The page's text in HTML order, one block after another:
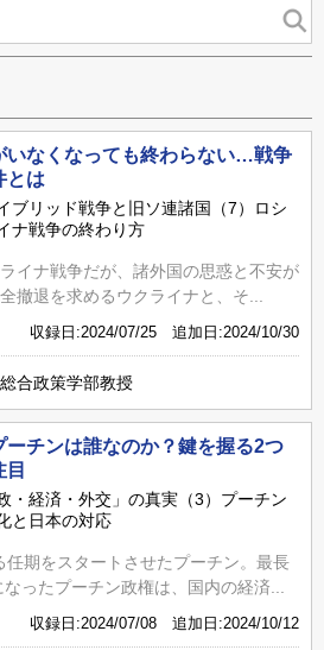
いなくなっても終わらない…戦争
とは
ブリッド戦争と旧ソ連諸国（7）ロシ
ナ戦争の終わり方
イナ戦争だが、諸外国の思惑と不安が
撤退を求めるウクライナと、そ...
収録日:2024/07/25 追加日:2024/10/30
合政策学部教授
ーチンは誰なのか？鍵を握る2つ
・経済・外交」の真実（3）プーチン
と日本の対応
期をスタートさせたプーチン。最長
ったプーチン政権は、国内の経済...
収録日:2024/07/08 追加日:2024/10/12